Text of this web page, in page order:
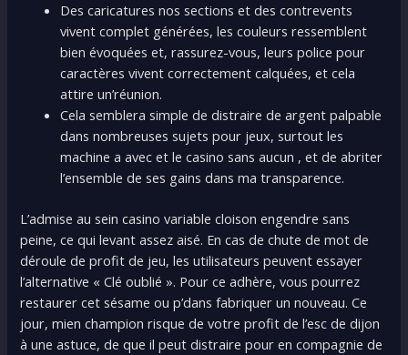
Des caricatures nos sections et des contrevents
vivent complet générées, les couleurs ressemblent
bien évoquées et, rassurez-vous, leurs police pour
caractères vivent correctement calquées, et cela
attire un’réunion.
Cela semblera simple de distraire de argent palpable
dans nombreuses sujets pour jeux, surtout les
machine a avec et le casino sans aucun , et de abriter
l’ensemble de ses gains dans ma transparence.
L’admise au sein casino variable cloison engendre sans
peine, ce qui levant assez aisé. En cas de chute de mot de
déroule de profit de jeu, les utilisateurs peuvent essayer
l’alternative « Clé oublié ». Pour ce adhère, vous pourrez
restaurer cet sésame ou p’dans fabriquer un nouveau. Ce
jour, mien champion risque de votre profit de l’esc de dijon
à une astuce, de que il peut distraire pour en compagnie de